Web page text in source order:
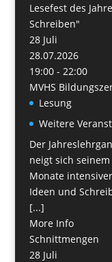
Lesefest des
Schreiben"
28 Juli
28.07.2026
19:00 - 22:00
MVHS
Lesung
Weitere
Der
neigt sich
Monate
Ideen und
[...]
More Info
Schnittmengen
28 Juli